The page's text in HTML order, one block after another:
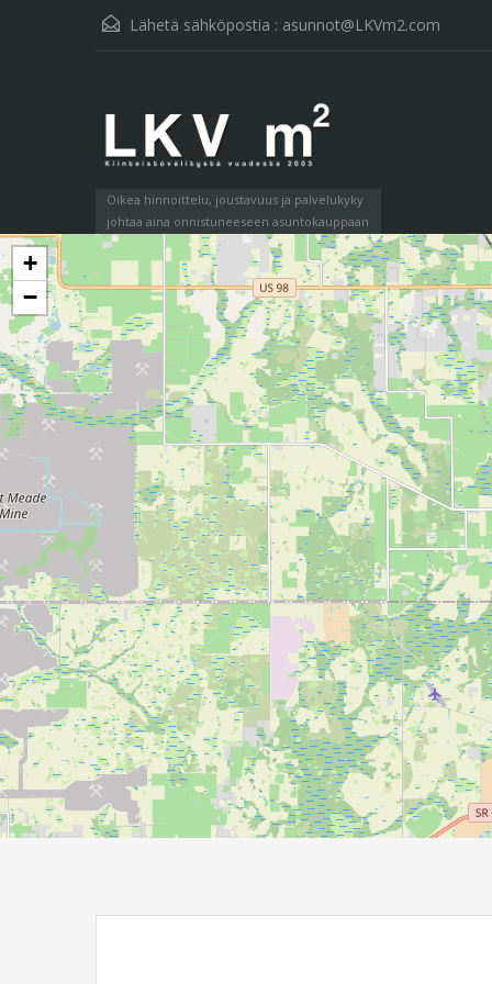
Lähetä sähköpostia : asunnot@LKVm2.com
Oikea hinnoittelu, joustavuus ja palvelukyky
johtaa aina onnistuneeseen asuntokauppaan
+
−